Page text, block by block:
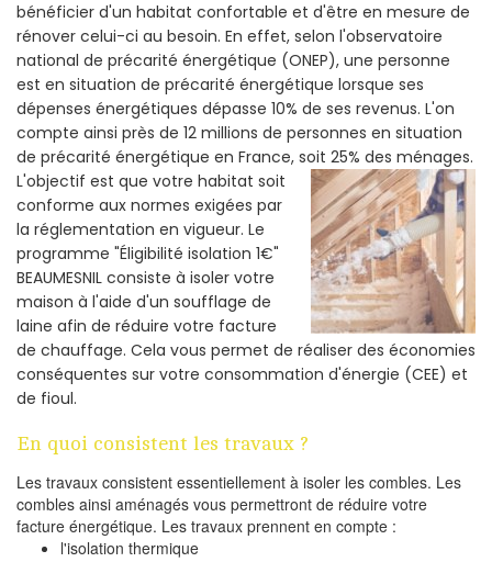
bénéficier d'un habitat confortable et d'être en mesure de
rénover celui-ci au besoin. En effet, selon l'observatoire
national de précarité énergétique (ONEP), une personne
est en situation de précarité énergétique lorsque ses
dépenses énergétiques dépasse 10% de ses revenus. L'on
compte ainsi près de 12 millions de personnes en situation
de précarité énergétique en France, soit 25% des ménages.
L'objectif est que votre habitat soit
conforme aux normes exigées par
la réglementation en vigueur. Le
programme "Éligibilité isolation 1€"
BEAUMESNIL consiste à isoler votre
maison à l'aide d'un soufflage de
laine afin de réduire votre facture
de chauffage. Cela vous permet de réaliser des économies
conséquentes sur votre consommation d'énergie (CEE) et
de fioul.
En quoi consistent les travaux ?
Les travaux consistent essentiellement à isoler les combles. Les
combles ainsi aménagés vous permettront de réduire votre
facture énergétique. Les travaux prennent en compte :
l'isolation thermique